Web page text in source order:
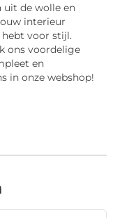
uit de wolle en
interieur
voor stijl.
ons voordelige
en
in onze webshop!